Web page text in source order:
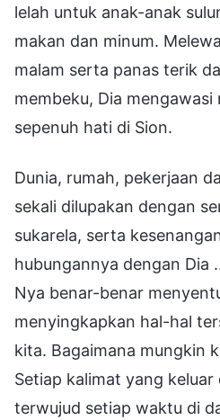
lelah untuk anak-anak
makan dan minum.
malam serta panas terik
membeku, Dia mengawasi
sepenuh hati di Sion.
Dunia, rumah, pekerjaan
sekali dilupakan dengan
sukarela, serta
hubungannya dengan Dia
Nya benar-benar
menyingkapkan hal-hal
kita. Bagaimana mungkin
Setiap kalimat yang
terwujud setiap waktu di